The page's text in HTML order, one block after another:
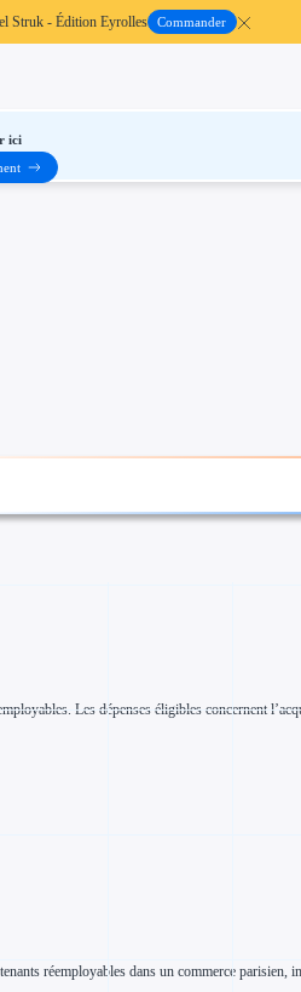
Struk - Édition Eyrolles Commander
ici
Les dépenses éligibles concernent
réemployables dans un commerce parisien,